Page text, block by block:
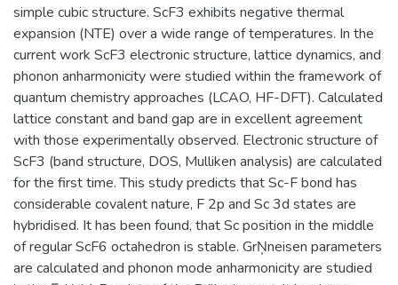
simple cubic structure. ScF3 exhibits negative thermal
expansion (NTE) over a wide range of temperatures. In the
current work ScF3 electronic structure, lattice dynamics, and
phonon anharmonicity were studied within the framework of
quantum chemistry approaches (LCAO, HF-DFT). Calculated
lattice constant and band gap are in excellent agreement
with those experimentally observed. Electronic structure of
ScF3 (band structure, DOS, Mulliken analysis) are calculated
for the first time. This study predicts that Sc-F bond has
considerable covalent nature, F 2p and Sc 3d states are
hybridised. It has been found, that Sc position in the middle
of regular ScF6 octahedron is stable. GrŅneisen parameters
are calculated and phonon mode anharmonicity are studied